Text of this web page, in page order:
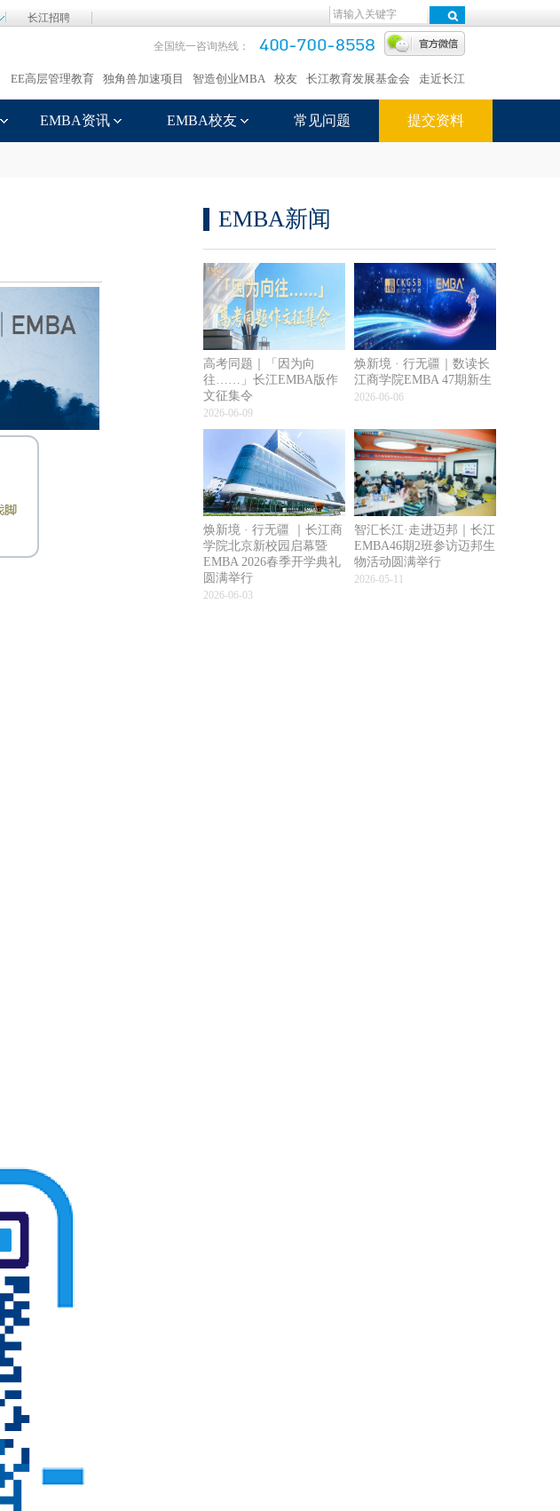
长江招聘
全国统一咨询热线：
EE高层管理教育 独角兽加速项目 智造创业MBA 校友 长江教育发展基金会 走近长江
EMBA资讯 EMBA校友 常见问题 提交资料
EMBA新闻
高考同题｜「因为向
往……」长江EMBA版作
文征集令
2026-06-09
焕新境 · 行无疆｜数读长
江商学院EMBA 47期新生
2026-06-06
焕新境 · 行无疆 ｜长江商
学院北京新校园启幕暨
EMBA 2026春季开学典礼
圆满举行
2026-06-03
智汇长江·走进迈邦｜长江
EMBA46期2班参访迈邦生
物活动圆满举行
2026-05-11